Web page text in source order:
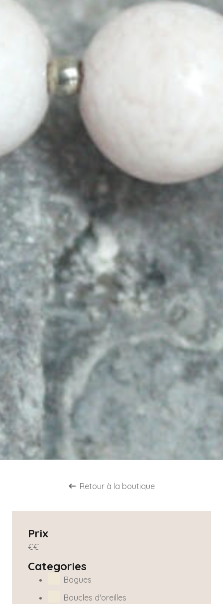
Retour à la boutique
Prix
€€
Categories
Bagues
Boucles d'oreilles